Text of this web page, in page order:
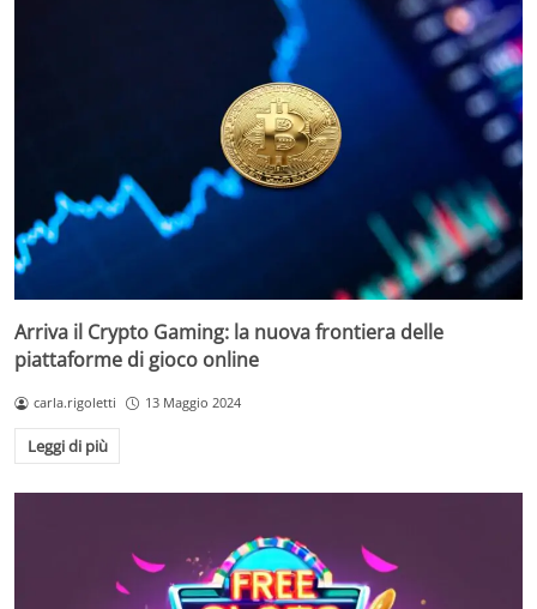
Arriva il Crypto Gaming: la nuova frontiera delle
piattaforme di gioco online
carla.rigoletti 13 Maggio 2024
Leggi di più